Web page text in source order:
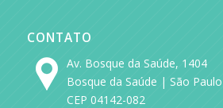
CONTATO
Av. Bosque da Saúde, 1404
Bosque da Saúde | São
CEP 04142-082